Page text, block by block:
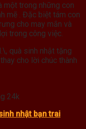
một trong những con
mẽ . Đặc biệt tám con
cho may mắn và
trong công việc.
quà sinh nhật tặng
cho lời chúc thành
24k
nhật bạn trai